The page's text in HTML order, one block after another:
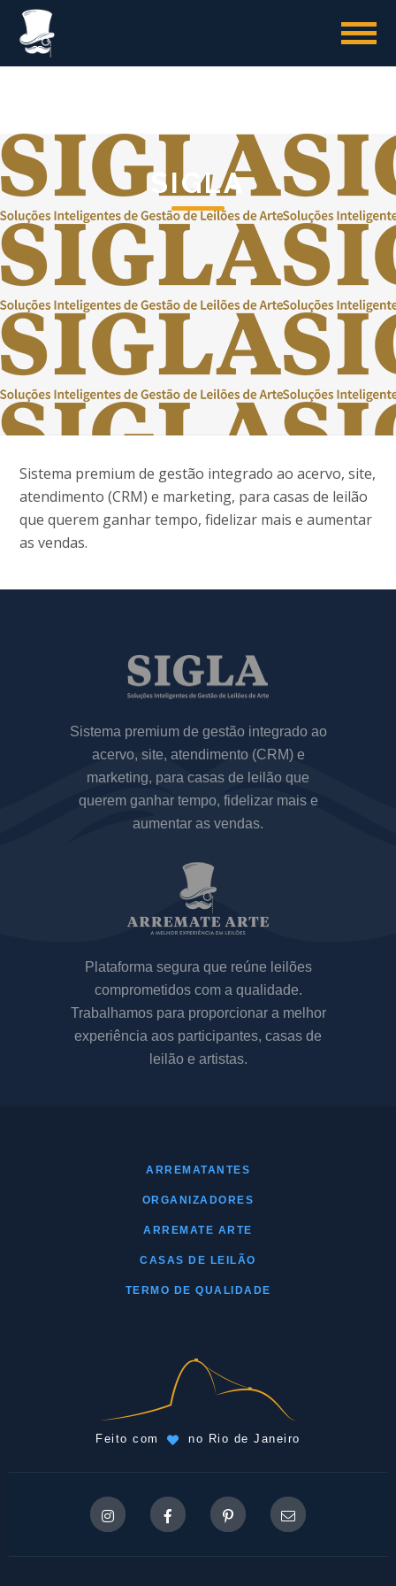
SIGLA
Sistema premium de gestão integrado ao acervo, site,
atendimento (CRM) e marketing, para casas de leilão
que querem ganhar tempo, fidelizar mais e aumentar
as vendas.
Sistema premium de gestão integrado ao
acervo, site, atendimento (CRM) e
marketing, para casas de leilão que
querem ganhar tempo, fidelizar mais e
aumentar as vendas.
Plataforma segura que reúne leilões
comprometidos com a qualidade.
Trabalhamos para proporcionar a melhor
experiência aos participantes, casas de
leilão e artistas.
ARREMATANTES
ORGANIZADORES
Feito com no Rio de Janeiro
ARREMATE ARTE
CASAS DE LEILÃO
TERMO DE QUALIDADE